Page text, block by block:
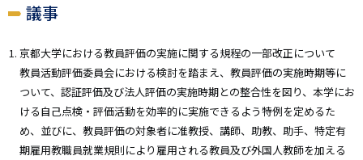
議事
京都大学における教員評価の実施に関する規程の一部改正について
教員活動評価委員会における検討を踏まえ、教員評価の実施時期等に
ついて、認証評価及び法人評価の実施時期との整合性を図り、本学にお
ける自己点検・評価活動を効率的に実施できるよう特例を定めるた
め、並びに、教員評価の対象者に准教授、講師、助教、助手、特定有
期雇用教職員就業規則により雇用される教員及び外国人教師を加える